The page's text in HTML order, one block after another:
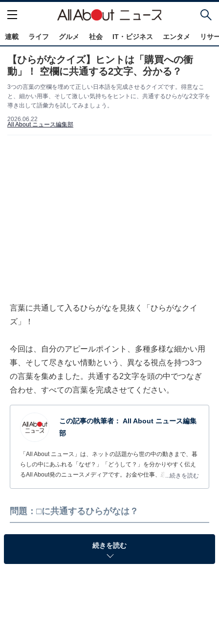
連載 ライフ グルメ 社会 IT・ビジネス エンタメ リサ
【ひらがなクイズ】ヒントは「購買への衝
動」！ 空欄に共通する2文字、分かる？
3つの言葉の空欄を埋めて正しい日本語を完成させるクイズです。得意なこ
と、細かい用事、そして激しい気持ちをヒントに、共通するひらがな2文字を
導き出して語彙力を試してみましょう。
2026.06.22
All About ニュース編集部
言葉に共通して入るひらがなを見抜く「ひらがなクイ
ズ」！
今回は、自分のアピールポイント、多種多様な細かい用
事、そして尽きない情動という、異なる視点を持つ3つ
の言葉を集めました。共通する2文字を頭の中でつなぎ
合わせ、すべての言葉を完成させてください。
この記事の執筆者： All About ニュース編集
部
「All About ニュース」は、ネットの話題から世の中の動きまで、暮
らしの中にあふれる「なぜ？」「どうして？」を分かりやすく伝え
るAll About発のニュースメディアです。お金や仕事、恋愛、ITに関
...続きを読む
問題：□に共通するひらがなは？
続きを読む